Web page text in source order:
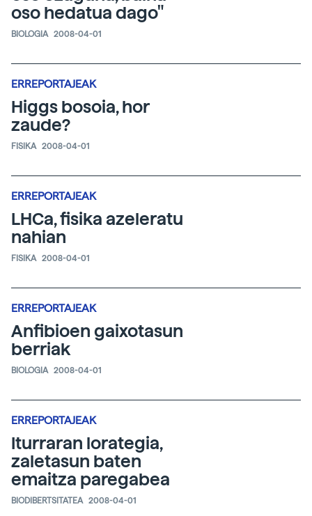
oso hedatua dago"
BIOLOGIA 2008-04-01
ERREPORTAJEAK
Higgs bosoia, hor
zaude?
FISIKA 2008-04-01
ERREPORTAJEAK
LHCa, fisika azeleratu
nahian
FISIKA 2008-04-01
ERREPORTAJEAK
Anfibioen gaixotasun
berriak
BIOLOGIA 2008-04-01
ERREPORTAJEAK
Iturraran lorategia,
zaletasun baten
emaitza paregabea
BIODIBERTSITATEA 2008-04-01